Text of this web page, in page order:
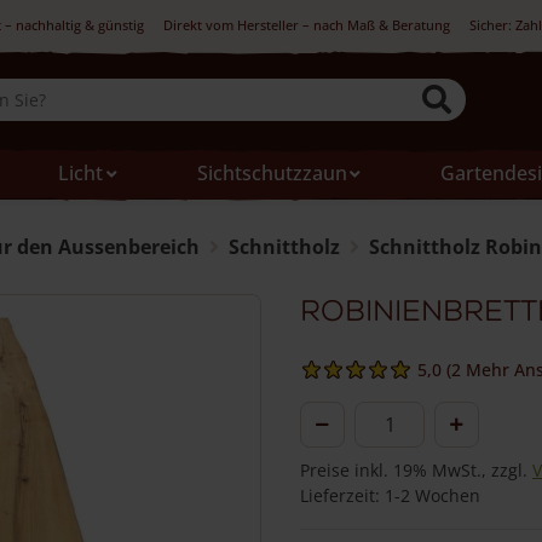
– nachhaltig & günstig Direkt vom Hersteller – nach Maß & Beratung Sicher:
Licht
Sichtschutzzaun
den Aussenbereich Schnittholz Schnittholz
5,0 (2 Mehr
Robinienbretter
Baumkante
Preise inkl. 19% MwSt., zzgl.
Lieferzeit: 1-2 Wochen